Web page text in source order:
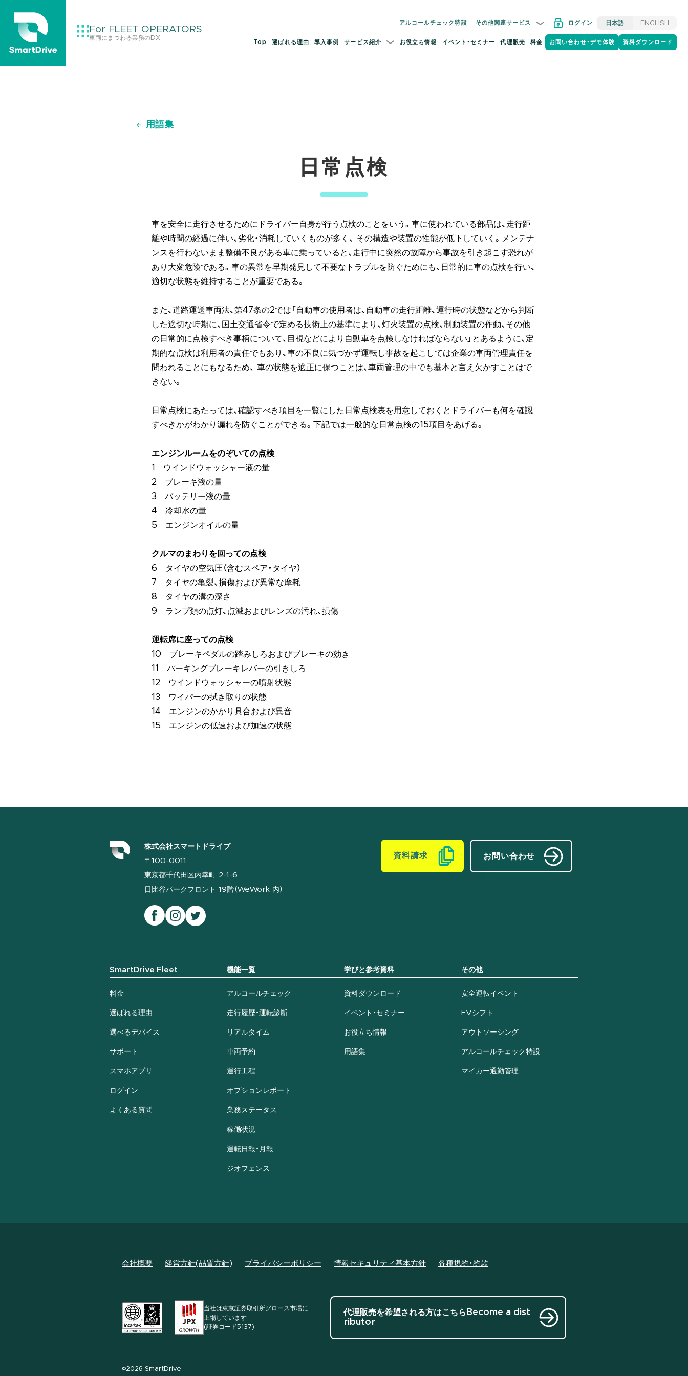
For FLEET OPERATORS
車両にまつわる業務のDX
アルコールチェック特設 その他関連サービス ログイン 日本語 ENGLISH
Top 選ばれる理由 導入事例 サービス紹介 お役立ち情報 イベント・セミナー 代理販売 料金 お問い合わせ・デモ体験 資料ダウンロード
用語集
日常点検
車を安全に走行させるためにドライバー自身が行う点検のことをいう。車に使われている部品は、走行距
離や時間の経過に伴い、劣化・消耗していくものが多く、 その構造や装置の性能が低下していく。メンテナ
ンスを行わないまま整備不良がある車に乗っていると、走行中に突然の故障から事故を引き起こす恐れが
あり大変危険である。車の異常を早期発見して不要なトラブルを防ぐためにも、日常的に車の点検を行い、
適切な状態を維持することが重要である。
また、道路運送車両法、第47条の2では「自動車の使用者は、自動車の走行距離、運行時の状態などから判断
した適切な時期に、国土交通省令で定める技術上の基準により、灯火装置の点検、制動装置の作動、その他
の日常的に点検すべき事柄について、目視などにより自動車を点検しなければならない」とあるように、定
期的な点検は利用者の責任でもあり、車の不良に気づかず運転し事故を起こしては企業の車両管理責任を
問われることにもなるため、 車の状態を適正に保つことは、車両管理の中でも基本と言え欠かすことはで
きない。
日常点検にあたっては、確認すべき項目を一覧にした日常点検表を用意しておくとドライバーも何を確認
すべきかがわかり漏れを防ぐことができる。下記では一般的な日常点検の15項目をあげる。
エンジンルームをのぞいての点検
1 ウインドウォッシャー液の量
2 ブレーキ液の量
3 バッテリー液の量
4 冷却水の量
5 エンジンオイルの量
クルマのまわりを回っての点検
6 タイヤの空気圧（含むスペア・タイヤ）
7 タイヤの亀裂、損傷および異常な摩耗
8 タイヤの溝の深さ
9 ランプ類の点灯、点滅およびレンズの汚れ、損傷
運転席に座っての点検
10 ブレーキペダルの踏みしろおよびブレーキの効き
11 パーキングブレーキレバーの引きしろ
12 ウインドウォッシャーの噴射状態
13 ワイパーの拭き取りの状態
14 エンジンのかかり具合および異音
15 エンジンの低速および加速の状態
株式会社スマートドライブ
〒100-0011
東京都千代田区内幸町 2-1-6
日比谷パークフロント 19階（WeWork 内）
資料請求 お問い合わせ
SmartDrive Fleet
料金
選ばれる理由
選べるデバイス
サポート
スマホアプリ
ログイン
よくある質問
機能一覧
アルコールチェック
走行履歴・運転診断
リアルタイム
車両予約
運行工程
オプションレポート
業務ステータス
稼働状況
運転日報・月報
ジオフェンス
学びと参考資料
資料ダウンロード
イベント・セミナー
お役立ち情報
用語集
その他
安全運転イベント
EVシフト
アウトソーシング
アルコールチェック特設
マイカー通勤管理
会社概要 経営方針(品質方針) プライバシーポリシー 情報セキュリティ基本方針 各種規約・約款
当社は東京証券取引所グロース市場に
上場しています
(証券コード5137)
代理販売を希望される方はこちら Become a dist
ributor
©2026 SmartDrive